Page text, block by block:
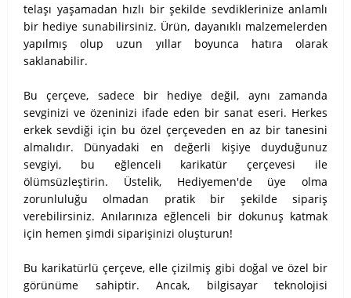
telaşı yaşamadan hızlı bir şekilde sevdiklerinize anlamlı
bir hediye sunabilirsiniz. Ürün, dayanıklı malzemelerden
yapılmış olup uzun yıllar boyunca hatıra olarak
saklanabilir.
Bu çerçeve, sadece bir hediye değil, aynı zamanda
sevginizi ve özeninizi ifade eden bir sanat eseri. Herkes
erkek sevdiği için bu özel çerçeveden en az bir tanesini
almalıdır. Dünyadaki en değerli kişiye duyduğunuz
sevgiyi, bu eğlenceli karikatür çerçevesi ile
ölümsüzleştirin. Üstelik, Hediyemen'de üye olma
zorunluluğu olmadan pratik bir şekilde sipariş
verebilirsiniz. Anılarınıza eğlenceli bir dokunuş katmak
için hemen şimdi siparişinizi oluşturun!
Bu karikatürlü çerçeve, elle çizilmiş gibi doğal ve özel bir
görünüme sahiptir. Ancak, bilgisayar teknolojisi